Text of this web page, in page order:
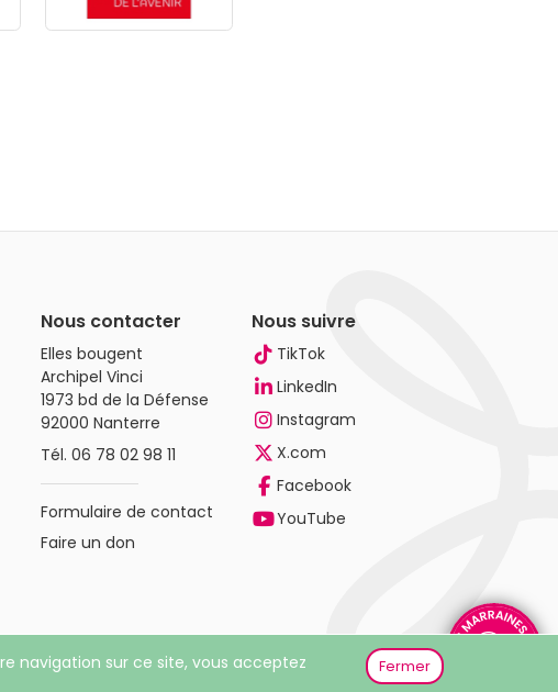
Nous contacter
Elles bougent
Archipel Vinci
1973 bd de la Défense
92000 Nanterre
Tél.06 78 02 98 11
Formulaire de contact
Faire un don
Nous suivre
TikTok
LinkedIn
Instagram
X.com
Facebook
YouTube
navigation sur ce site, vous acceptez
Fermer